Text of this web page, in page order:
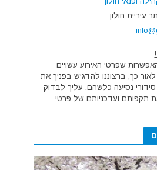
עיריית חולון
שפרטי האירוע עשויים
כך, ברצוננו להדגיש בפניך את
נסיעה כלשהם, עליך לבדוק
תקפותם ועדכניותם של פרטי